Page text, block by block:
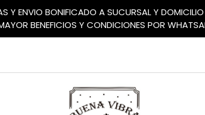
Y ENVIO BONIFICADO A SUCURSAL Y
BENEFICIOS Y CONDICIONES POR